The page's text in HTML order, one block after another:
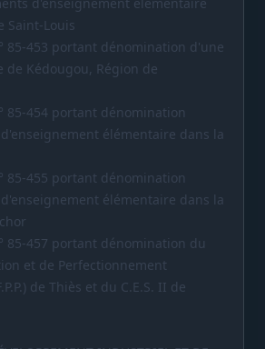
Saint-Louis
85-453 portant dénomination d'une
de Kédougou, Région de
85-454 portant dénomination
élémentaire dans la
85-455 portant dénomination
élémentaire dans la
85-457 portant dénomination du
et de Perfectionnement
de Thiès et du C.E.S. II de